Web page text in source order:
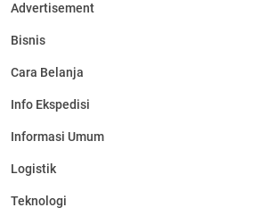
Advertisement
Bisnis
Cara Belanja
Info Ekspedisi
Informasi Umum
Logistik
Teknologi